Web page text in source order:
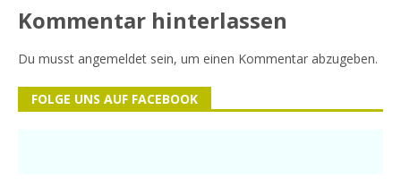
Kommentar hinterlassen
Du musst angemeldet sein, um einen Kommentar abzugeben.
FOLGE UNS AUF FACEBOOK